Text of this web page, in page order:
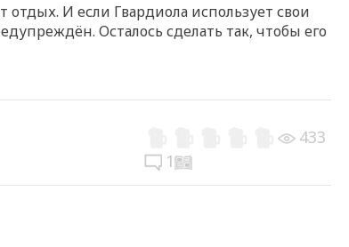
И если Гвардиола использует свои
Осталось сделать так, чтобы его
433
1